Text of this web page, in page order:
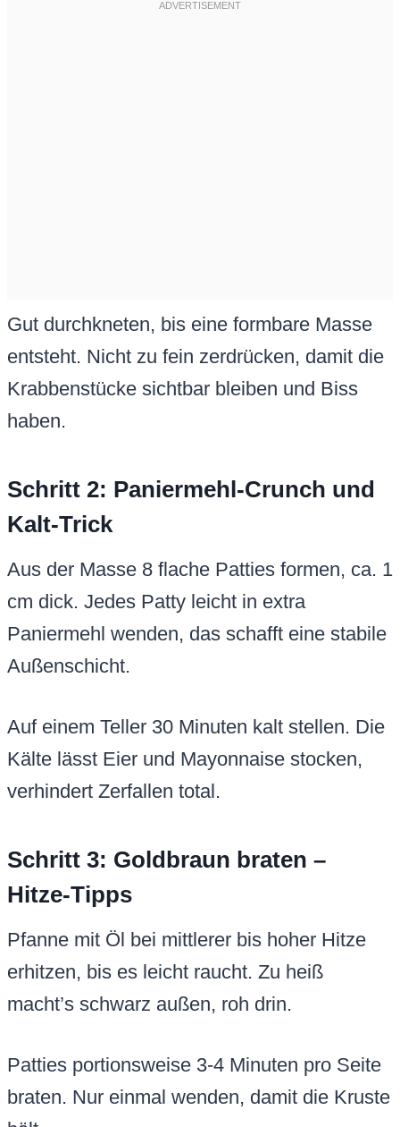
Gut durchkneten, bis eine formbare Masse
entsteht. Nicht zu fein zerdrücken, damit die
Krabbenstücke sichtbar bleiben und Biss
haben.
Schritt 2: Paniermehl-Crunch und
Kalt-Trick
Aus der Masse 8 flache Patties formen, ca. 1
cm dick. Jedes Patty leicht in extra
Paniermehl wenden, das schafft eine stabile
Außenschicht.
Auf einem Teller 30 Minuten kalt stellen. Die
Kälte lässt Eier und Mayonnaise stocken,
verhindert Zerfallen total.
Schritt 3: Goldbraun braten –
Hitze-Tipps
Pfanne mit Öl bei mittlerer bis hoher Hitze
erhitzen, bis es leicht raucht. Zu heiß
macht’s schwarz außen, roh drin.
Patties portionsweise 3-4 Minuten pro Seite
braten. Nur einmal wenden, damit die Kruste